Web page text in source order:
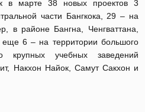
в марте 38 новых проектов 3
части Бангкока, 29 – на
в районе Бангна, Ченгваттана,
6 – на территории большого
крупных учебных заведений
Накхон Найок, Самут Сакхон и